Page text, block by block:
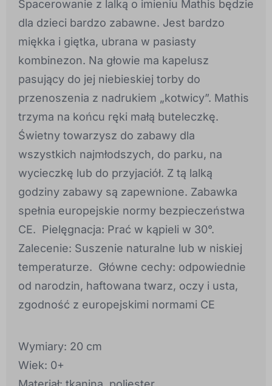
Spacerowanie z lalką o imieniu Mathis będzie
dla dzieci bardzo zabawne. Jest bardzo
miękka i giętka, ubrana w pasiasty
kombinezon. Na głowie ma kapelusz
pasujący do jej niebieskiej torby do
przenoszenia z nadrukiem „kotwicy”. Mathis
trzyma na końcu ręki małą buteleczkę.
Świetny towarzysz do zabawy dla
wszystkich najmłodszych, do parku, na
wycieczkę lub do przyjaciół. Z tą lalką
godziny zabawy są zapewnione. Zabawka
spełnia europejskie normy bezpieczeństwa
CE. Pielęgnacja: Prać w kąpieli w 30°.
Zalecenie: Suszenie naturalne lub w niskiej
temperaturze. Główne cechy: odpowiednie
od narodzin, haftowana twarz, oczy i usta,
zgodność z europejskimi normami CE
Wymiary: 20 cm
Wiek: 0+